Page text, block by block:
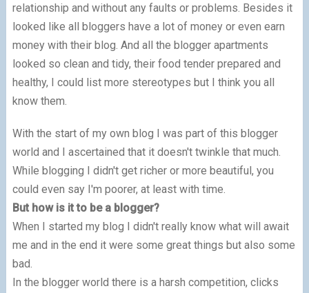
relationship and without any faults or problems. Besides it
looked like all bloggers have a lot of money or even earn
money with their blog. And all the blogger apartments
looked so clean and tidy, their food tender prepared and
healthy, I could list more stereotypes but I think you all
know them.
With the start of my own blog I was part of this blogger
world and I ascertained that it doesn't twinkle that much.
While blogging I didn't get richer or more beautiful, you
could even say I'm poorer, at least with time.
But how is it to be a blogger?
When I started my blog I didn't really know what will await
me and in the end it were some great things but also some
bad.
In the blogger world there is a harsh competition, clicks